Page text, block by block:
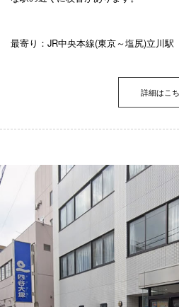
最寄り：JR中央本線(東京～塩尻)立川駅
詳細はこ